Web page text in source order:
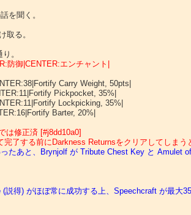
を聞く。
取る。
防御|CENTER:エンチャント|
Carry Weight, 50pts|
Pickpocket, 35%|
Lockpicking, 35%|
Barter, 20%|
は修正済 [#j8dd10a0]
完了する前にDarkness Returnsをクリアしてしま
たあと、Brynjolf が Tribute Chest Key と Amulet
説得) がほぼ常に成功する上、Speechcraft が最